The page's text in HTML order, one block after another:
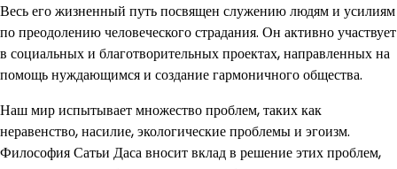
Весь его жизненный путь посвящен служению людям и усилиям
по преодолению человеческого страдания. Он активно участвует
в социальных и благотворительных проектах, направленных на
помощь нуждающимся и создание гармоничного общества.
Наш мир испытывает множество проблем, таких как
неравенство, насилие, экологические проблемы и эгоизм.
Философия Сатьи Даса вносит вклад в решение этих проблем,